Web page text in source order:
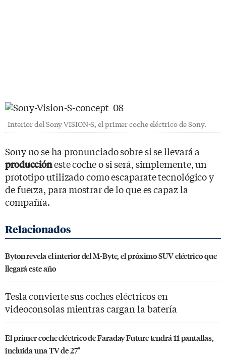
Interior del Sony VISION-S, el primer coche eléctrico de Sony.
Sony no se ha pronunciado sobre si se llevará a
produccióneste coche o si será, simplemente, un
prototipo utilizado como escaparate tecnológico y
de fuerza, para mostrar de lo que es capaz la
compañía.
Byton revela el interior del M-Byte, el próximo SUV eléctrico que
llegará este año
Tesla convierte sus coches eléctricos en
videoconsolas mientras cargan la batería
El primer coche eléctrico de Faraday Future tendrá 11 pantallas,
incluida una TV de 27"